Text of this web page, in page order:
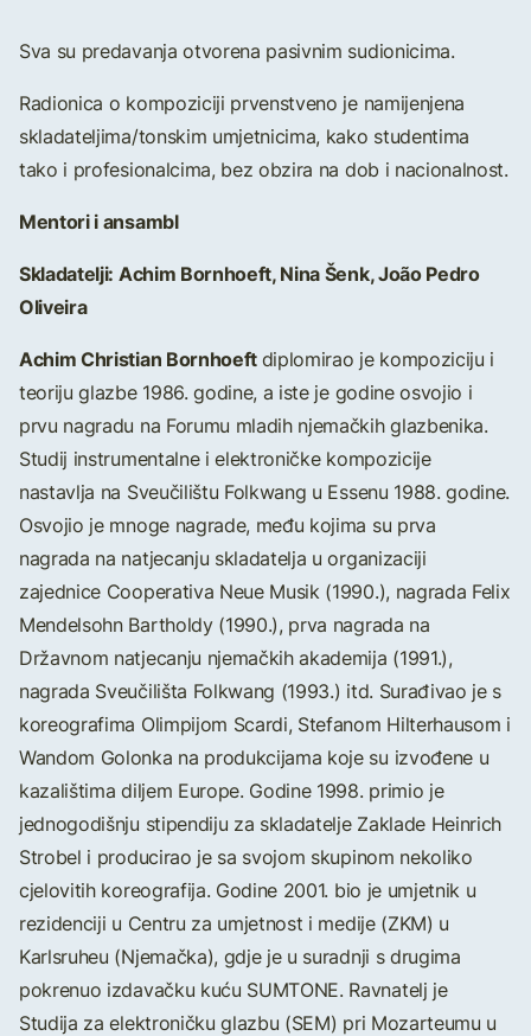
Sva su predavanja otvorena pasivnim sudionicima.
Radionica o kompoziciji prvenstveno je namijenjena
skladateljima/tonskim umjetnicima, kako studentima
tako i profesionalcima, bez obzira na dob i nacionalnost.
Mentori i ansambl
Skladatelji: Achim Bornhoeft, Nina Šenk, João Pedro
Oliveira
Achim Christian Bornhoeftdiplomirao je kompoziciju i
teoriju glazbe 1986. godine, a iste je godine osvojio i
prvu nagradu na Forumu mladih njemačkih glazbenika.
Studij instrumentalne i elektroničke kompozicije
nastavlja na Sveučilištu Folkwang u Essenu 1988. godine.
Osvojio je mnoge nagrade, među kojima su prva
nagrada na natjecanju skladatelja u organizaciji
zajednice Cooperativa Neue Musik (1990.), nagrada Felix
Mendelsohn Bartholdy (1990.), prva nagrada na
Državnom natjecanju njemačkih akademija (1991.),
nagrada Sveučilišta Folkwang (1993.) itd. Surađivao je s
koreografima Olimpijom Scardi, Stefanom Hilterhausom i
Wandom Golonka na produkcijama koje su izvođene u
kazalištima diljem Europe. Godine 1998. primio je
jednogodišnju stipendiju za skladatelje Zaklade Heinrich
Strobel i producirao je sa svojom skupinom nekoliko
cjelovitih koreografija. Godine 2001. bio je umjetnik u
rezidenciji u Centru za umjetnost i medije (ZKM) u
Karlsruheu (Njemačka), gdje je u suradnji s drugima
pokrenuo izdavačku kuću SUMTONE. Ravnatelj je
Studija za elektroničku glazbu (SEM) pri Mozarteumu u